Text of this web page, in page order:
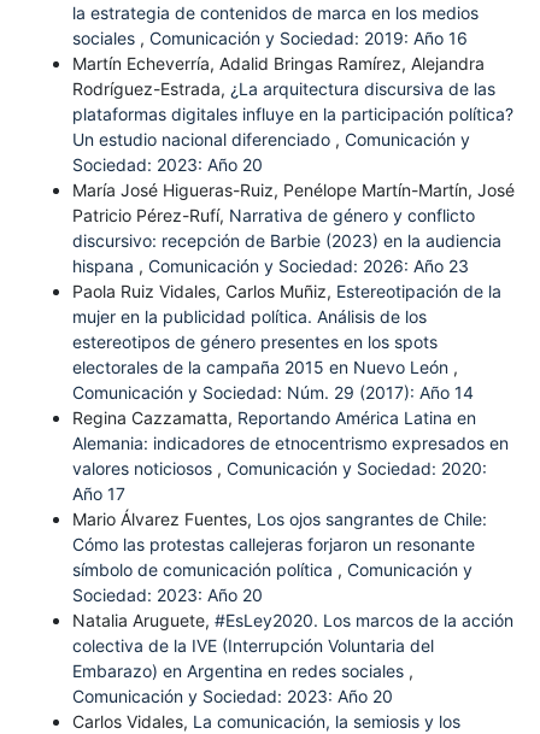
la estrategia de contenidos de marca en los medios
sociales , Comunicación y Sociedad: 2019: Año 16
Martín Echeverría, Adalid Bringas Ramírez, Alejandra
Rodríguez-Estrada, ¿La arquitectura discursiva de las
plataformas digitales influye en la participación política?
Un estudio nacional diferenciado , Comunicación y
Sociedad: 2023: Año 20
María José Higueras-Ruiz, Penélope Martín-Martín, José
Patricio Pérez-Rufí, Narrativa de género y conflicto
discursivo: recepción de Barbie (2023) en la audiencia
hispana , Comunicación y Sociedad: 2026: Año 23
Paola Ruiz Vidales, Carlos Muñiz, Estereotipación de la
mujer en la publicidad política. Análisis de los
estereotipos de género presentes en los spots
electorales de la campaña 2015 en Nuevo León ,
Comunicación y Sociedad: Núm. 29 (2017): Año 14
Regina Cazzamatta, Reportando América Latina en
Alemania: indicadores de etnocentrismo expresados en
valores noticiosos , Comunicación y Sociedad: 2020:
Año 17
Mario Álvarez Fuentes, Los ojos sangrantes de Chile:
Cómo las protestas callejeras forjaron un resonante
símbolo de comunicación política , Comunicación y
Sociedad: 2023: Año 20
Natalia Aruguete, #EsLey2020. Los marcos de la acción
colectiva de la IVE (Interrupción Voluntaria del
Embarazo) en Argentina en redes sociales ,
Comunicación y Sociedad: 2023: Año 20
Carlos Vidales, La comunicación, la semiosis y los